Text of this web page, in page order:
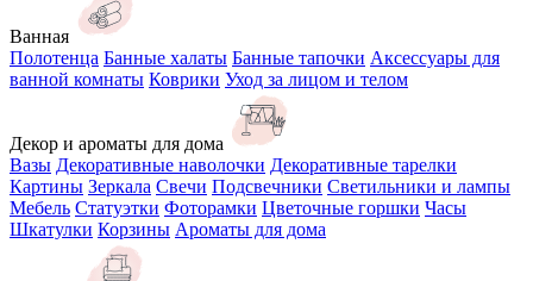
Ванная
Полотенца Банные халаты Банные тапочки Аксессуары для
ванной комнаты Коврики Уход за лицом и телом
Декор и ароматы для дома
Вазы Декоративные наволочки Декоративные тарелки
Картины Зеркала Свечи Подсвечники Светильники и лампы
Мебель Статуэтки Фоторамки Цветочные горшки Часы
Шкатулки Корзины Ароматы для дома